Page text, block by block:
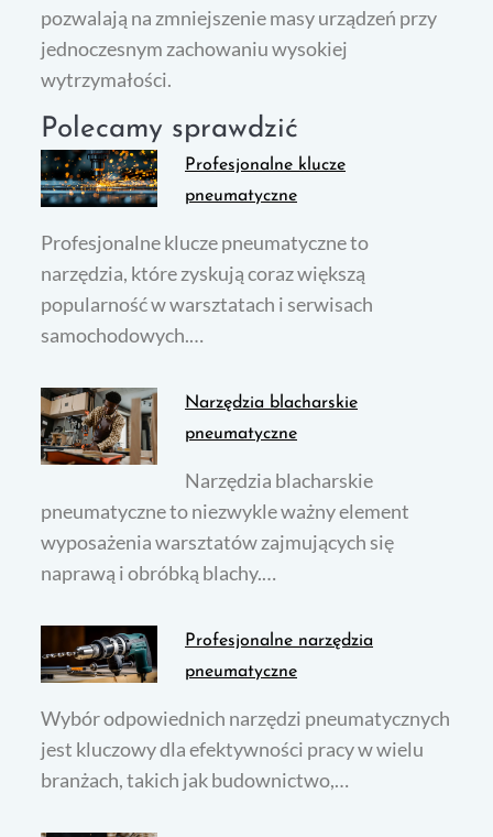
pozwalają na zmniejszenie masy urządzeń przy
jednoczesnym zachowaniu wysokiej
wytrzymałości.
Polecamy sprawdzić
Profesjonalne klucze
pneumatyczne
Profesjonalne klucze pneumatyczne to
narzędzia, które zyskują coraz większą
popularność w warsztatach i serwisach
samochodowych.…
Narzędzia blacharskie
pneumatyczne
Narzędzia blacharskie
pneumatyczne to niezwykle ważny element
wyposażenia warsztatów zajmujących się
naprawą i obróbką blachy.…
Profesjonalne narzędzia
pneumatyczne
Wybór odpowiednich narzędzi pneumatycznych
jest kluczowy dla efektywności pracy w wielu
branżach, takich jak budownictwo,…